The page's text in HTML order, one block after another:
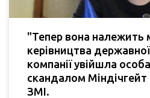
"Тепер вона належить
керівництва
компанії увійшла
скандалом
ЗМІ.